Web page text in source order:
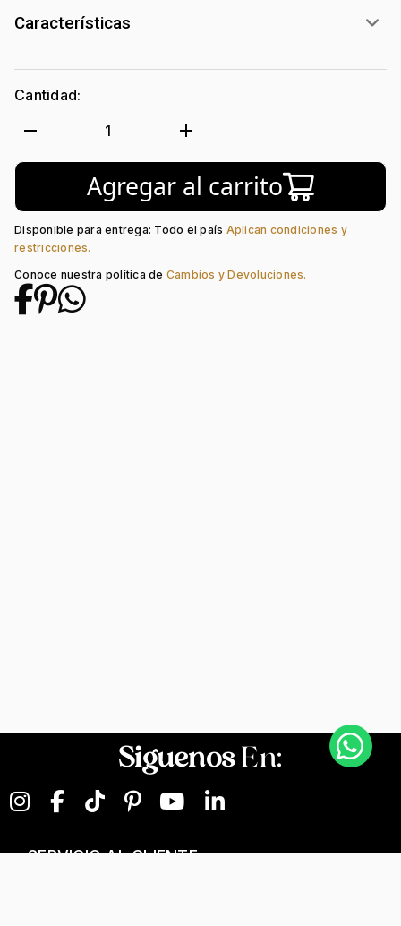
Características
Género: Hombre
Tono Metal:
Metal: Acero
Cruz
Tipo de Broche: Pico Loro
Cantidad:
remove 1 add
Agregar al carrito
Disponible para entrega: Todo el país Aplican condiciones y
restricciones.
Conoce nuestra política de Cambios y Devoluciones.
SiguenosEn:
SERVICIO AL CLIENTE